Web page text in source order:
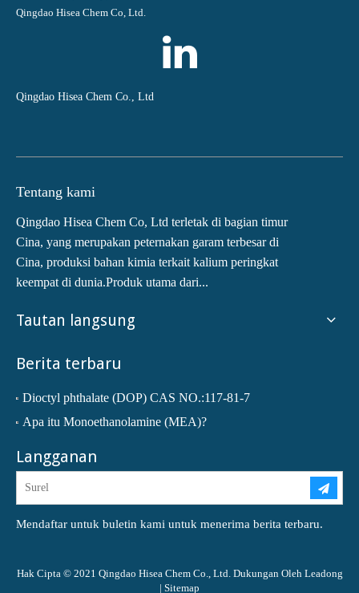
Qingdao Hisea Chem Co, Ltd.
Qingdao Hisea Chem Co., Ltd
Tentang kami
Qingdao Hisea Chem Co, Ltd terletak di bagian timur
Cina, yang merupakan peternakan garam terbesar di
Cina, produksi bahan kimia terkait kalium peringkat
keempat di dunia.Produk utama dari...
Tautan langsung
Berita terbaru
Dioctyl phthalate (DOP) CAS NO.:117-81-7
Apa itu Monoethanolamine (MEA)?
Langganan
Mendaftar untuk buletin kami untuk menerima berita terbaru.
Hak Cipta © 2021 Qingdao Hisea Chem Co., Ltd. Dukungan Oleh Leadong
| Sitemap